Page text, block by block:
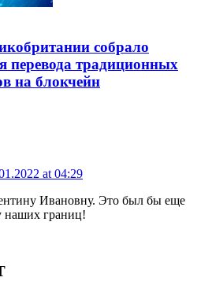
собрало
перевода традиционных
на блокчейн
at 04:29
Ивановну. Это был бы еще
наших границ!